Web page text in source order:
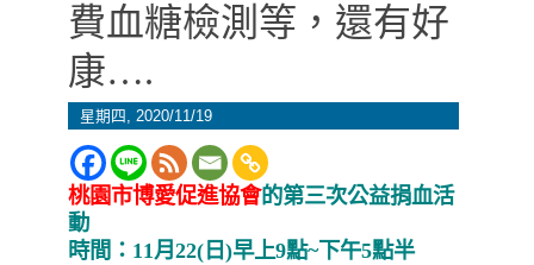
費血糖檢測等，還有好
康….
星期四, 2020/11/19
桃園市博愛促進協會的第三次公益捐血活
動
時間：11月22(日)早上9點~下午5點半